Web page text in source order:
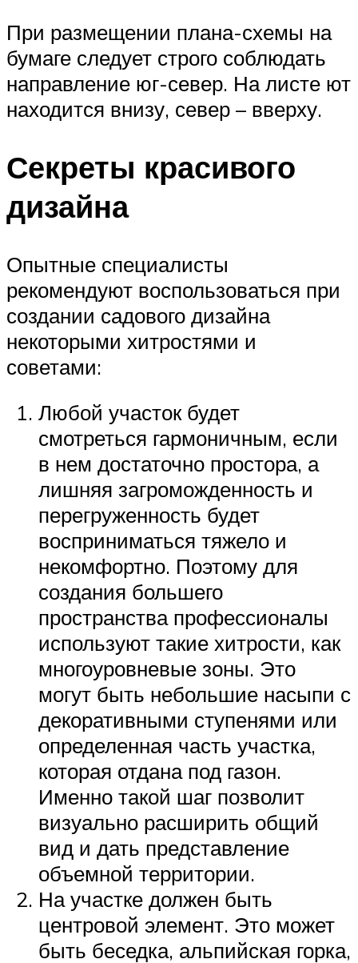
При размещении плана-схемы на
бумаге следует строго соблюдать
направление юг-север. На листе ют
находится внизу, север – вверху.
Секреты красивого
дизайна
Опытные специалисты
рекомендуют воспользоваться при
создании садового дизайна
некоторыми хитростями и
советами:
Любой участок будет
смотреться гармоничным, если
в нем достаточно простора, а
лишняя загроможденность и
перегруженность будет
восприниматься тяжело и
некомфортно. Поэтому для
создания большего
пространства профессионалы
используют такие хитрости, как
многоуровневые зоны. Это
могут быть небольшие насыпи с
декоративными ступенями или
определенная часть участка,
которая отдана под газон.
Именно такой шаг позволит
визуально расширить общий
вид и дать представление
объемной территории.
На участке должен быть
центровой элемент. Это может
быть беседка, альпийская горка,